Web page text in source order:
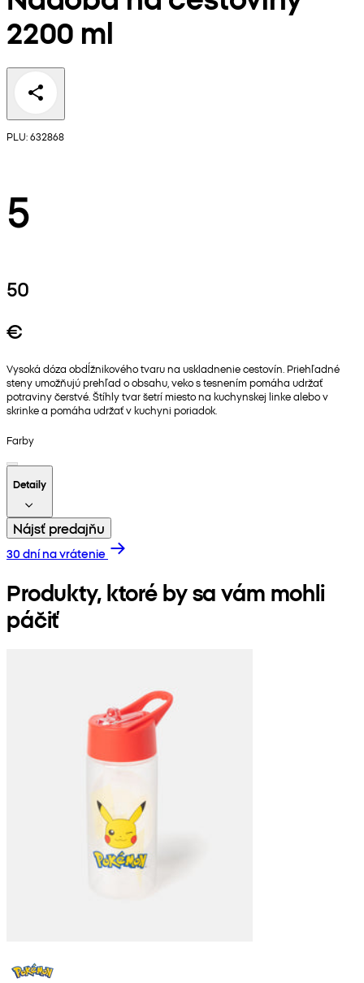
2200 ml
PLU: 632868
5
50
€
Vysoká dóza obdĺžnikového tvaru na uskladnenie cestovín. Priehľadné
steny umožňujú prehľad o obsahu, veko s tesnením pomáha udržať
potraviny čerstvé. Štíhly tvar šetrí miesto na kuchynskej linke alebo v
skrinke a pomáha udržať v kuchyni poriadok.
Farby
Detaily
Nájsť predajňu
30 dní na vrátenie
Produkty, ktoré by sa vám mohli
páčiť